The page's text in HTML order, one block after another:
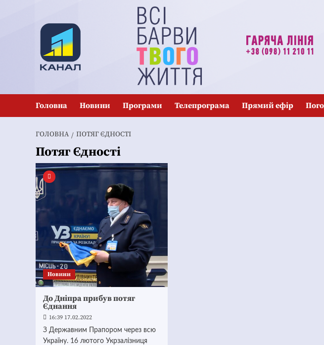
Головна Новини Програми Телепрограма Прямий ефір
ГОЛОВНА ПОТЯГ ЄДНОСТІ
Потяг Єдності
Новини
До Дніпра прибув потяг
Єднання
16:39 17.02.2022
З Державним Прапором через всю
Україну. 16 лютого Укрзалізниця